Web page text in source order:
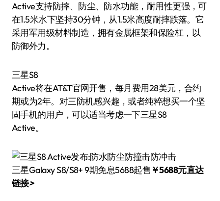
Active支持防摔、防尘、防水功能，耐用性更强，可
在1.5米水下坚持30分钟，从1.5米高度耐摔跌落。它
采用军用级材料制造，拥有金属框架和保险杠，以
防御外力。
三星S8
Active将在AT&T官网开售，每月费用28美元，合约
期或为2年。对三防机感兴趣，或者纯粹想买一个坚
固手机的用户，可以适当考虑一下三星S8
Active。
三星Galaxy S8/S8+ 9期免息5688起售 ￥5688元直达
链接>